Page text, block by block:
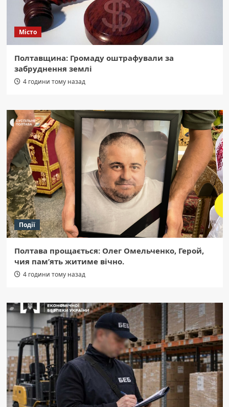
Місто
Полтавщина: Громаду оштрафували за
забруднення землі
4 години тому назад
Події
Полтава прощається: Олег Омельченко, Герой,
чия пам’ять житиме вічно.
4 години тому назад